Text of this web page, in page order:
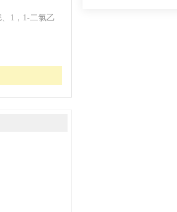
1，1-二氯乙